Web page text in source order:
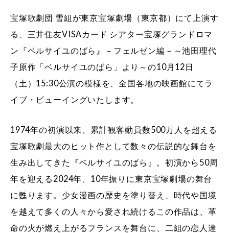
宝塚歌劇団 雪組が東京宝塚劇場（東京都）にて上演す
る、三井住友VISAカード シアター宝塚グランドロマ
ン『ベルサイユのばら』－フェルゼン編－～池田理代
子原作「ベルサイユのばら」より～の10月12日
（土）15:30公演の模様を、全国各地の映画館にてラ
イブ・ビューイングいたします。
1974年の初演以来、累計観客動員数500万人を超える
宝塚歌劇最大のヒット作として数々の伝説的な舞台を
生み出してきた『ベルサイユのばら』。初演から50周
年を迎える2024年、10年振りに東京宝塚劇場の舞台
に甦ります。少女漫画の歴史を塗り替え、時代や国境
を越えて多くの人々から愛され続けるこの作品は、革
命の火が燃え上がるフランスを舞台に、二組の恋人達